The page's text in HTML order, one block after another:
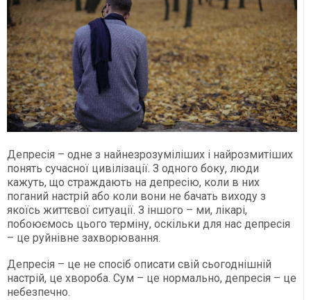
Депресія – одне з найнезрозуміліших і найрозмитіших
понять сучасної цивілізації. З одного боку, люди
кажуть, що страждають на депресію, коли в них
поганий настрій або коли вони не бачать виходу з
якоїсь життєвої ситуації. З іншого – ми, лікарі,
побоюємось цього терміну, оскільки для нас депресія
– це руйнівне захворювання.
Депресія – це не спосіб описати свій сьогоднішній
настрій, це хвороба. Сум – це нормально, депресія – це
небезпечно.